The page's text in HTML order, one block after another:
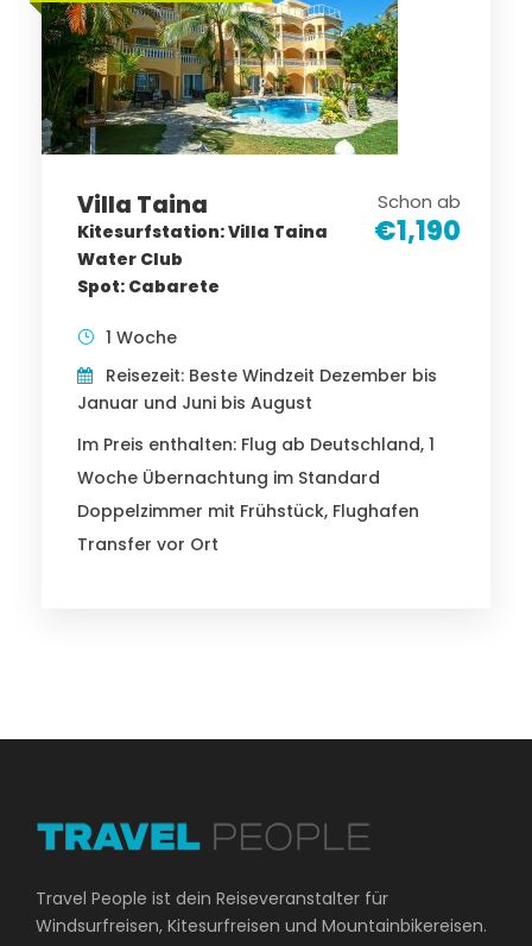
Villa Taina
Kitesurfstation: Villa Taina
Water Club
Spot: Cabarete
Schon ab
€1,190
1 Woche
Reisezeit: Beste Windzeit Dezember bis
Januar und Juni bis August
Im Preis enthalten: Flug ab Deutschland, 1
Woche Übernachtung im Standard
Doppelzimmer mit Frühstück, Flughafen
Transfer vor Ort
Travel People ist dein Reiseveranstalter für
Windsurfreisen, Kitesurfreisen und Mountainbikereisen.